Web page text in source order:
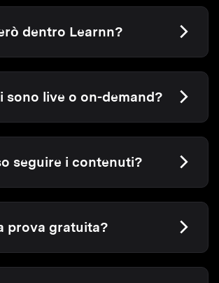
dentro Learnn?
sono live o on-demand?
seguire i contenuti?
prova gratuita?